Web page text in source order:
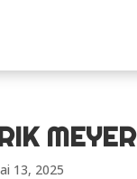
MEYER
13, 2025